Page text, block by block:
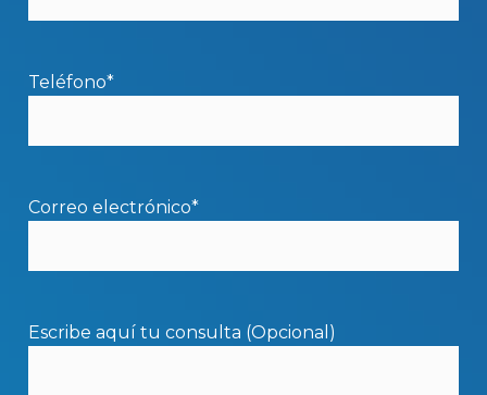
Teléfono*
Correo electrónico*
Escribe aquí tu consulta (Opcional)